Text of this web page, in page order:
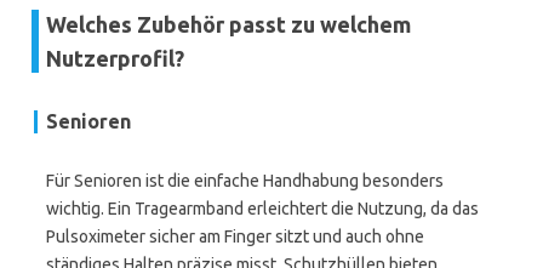
Welches Zubehör passt zu welchem
Nutzerprofil?
Senioren
Für Senioren ist die einfache Handhabung besonders
wichtig. Ein Tragearmband erleichtert die Nutzung, da das
Pulsoximeter sicher am Finger sitzt und auch ohne